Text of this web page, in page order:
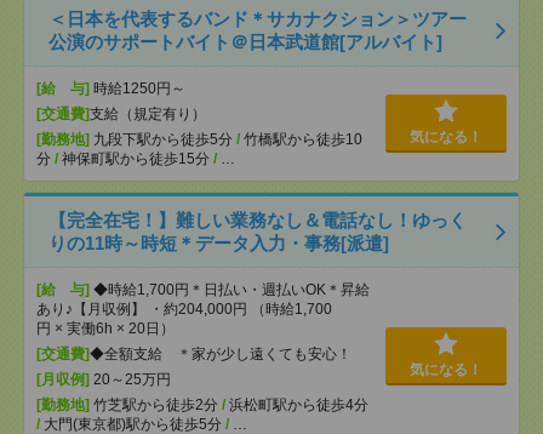
＜日本を代表するバンド＊サカナクション＞ツアー
公演のサポートバイト＠日本武道館[アルバイト]
[給 与] 時給1250円～
[交通費]支給（規定有り）
[勤務地] 九段下駅から徒歩5分 / 竹橋駅から徒歩10
分 / 神保町駅から徒歩15分 / …
気になる！
【完全在宅！】難しい業務なし＆電話なし！ゆっく
りの11時～時短＊データ入力・事務[派遣]
[給 与] ◆時給1,700円＊日払い・週払いOK＊昇給
あり♪【月収例】 ・約204,000円 （時給1,700
円 × 実働6h × 20日）
[交通費]◆全額支給 ＊家が少し遠くても安心！
[月収例] 20～25万円
[勤務地] 竹芝駅から徒歩2分 / 浜松町駅から徒歩4分
/ 大門(東京都)駅から徒歩5分 / …
気になる！